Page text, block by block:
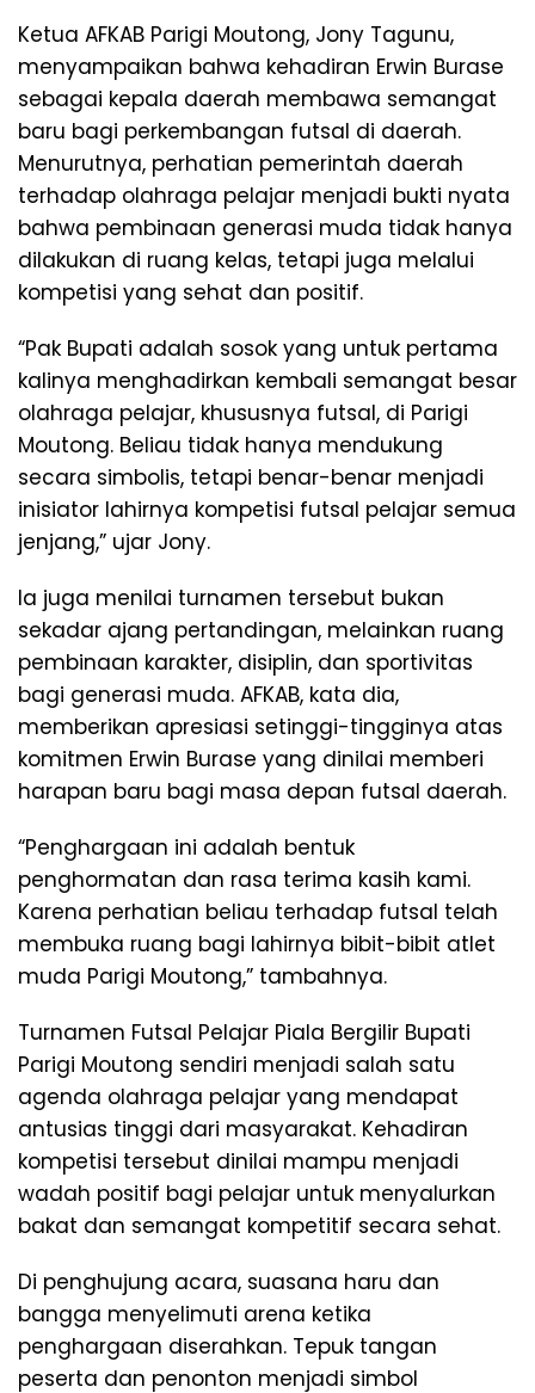
Ketua AFKAB Parigi Moutong, Jony Tagunu,
menyampaikan bahwa kehadiran Erwin Burase
sebagai kepala daerah membawa semangat
baru bagi perkembangan futsal di daerah.
Menurutnya, perhatian pemerintah daerah
terhadap olahraga pelajar menjadi bukti nyata
bahwa pembinaan generasi muda tidak hanya
dilakukan di ruang kelas, tetapi juga melalui
kompetisi yang sehat dan positif.
“Pak Bupati adalah sosok yang untuk pertama
kalinya menghadirkan kembali semangat besar
olahraga pelajar, khususnya futsal, di Parigi
Moutong. Beliau tidak hanya mendukung
secara simbolis, tetapi benar-benar menjadi
inisiator lahirnya kompetisi futsal pelajar semua
jenjang,” ujar Jony.
Ia juga menilai turnamen tersebut bukan
sekadar ajang pertandingan, melainkan ruang
pembinaan karakter, disiplin, dan sportivitas
bagi generasi muda. AFKAB, kata dia,
memberikan apresiasi setinggi-tingginya atas
komitmen Erwin Burase yang dinilai memberi
harapan baru bagi masa depan futsal daerah.
“Penghargaan ini adalah bentuk
penghormatan dan rasa terima kasih kami.
Karena perhatian beliau terhadap futsal telah
membuka ruang bagi lahirnya bibit-bibit atlet
muda Parigi Moutong,” tambahnya.
Turnamen Futsal Pelajar Piala Bergilir Bupati
Parigi Moutong sendiri menjadi salah satu
agenda olahraga pelajar yang mendapat
antusias tinggi dari masyarakat. Kehadiran
kompetisi tersebut dinilai mampu menjadi
wadah positif bagi pelajar untuk menyalurkan
bakat dan semangat kompetitif secara sehat.
Di penghujung acara, suasana haru dan
bangga menyelimuti arena ketika
penghargaan diserahkan. Tepuk tangan
peserta dan penonton menjadi simbol